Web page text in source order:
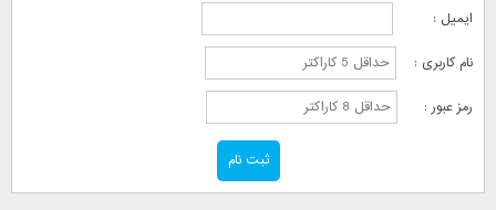
ایمیل :
نام کاربری :
رمز عبور :